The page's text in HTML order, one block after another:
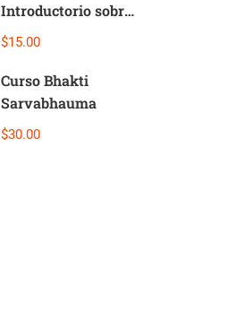
Introductorio sobre
Prabhupada
$15.00
Curso Bhakti
Sarvabhauma
$30.00